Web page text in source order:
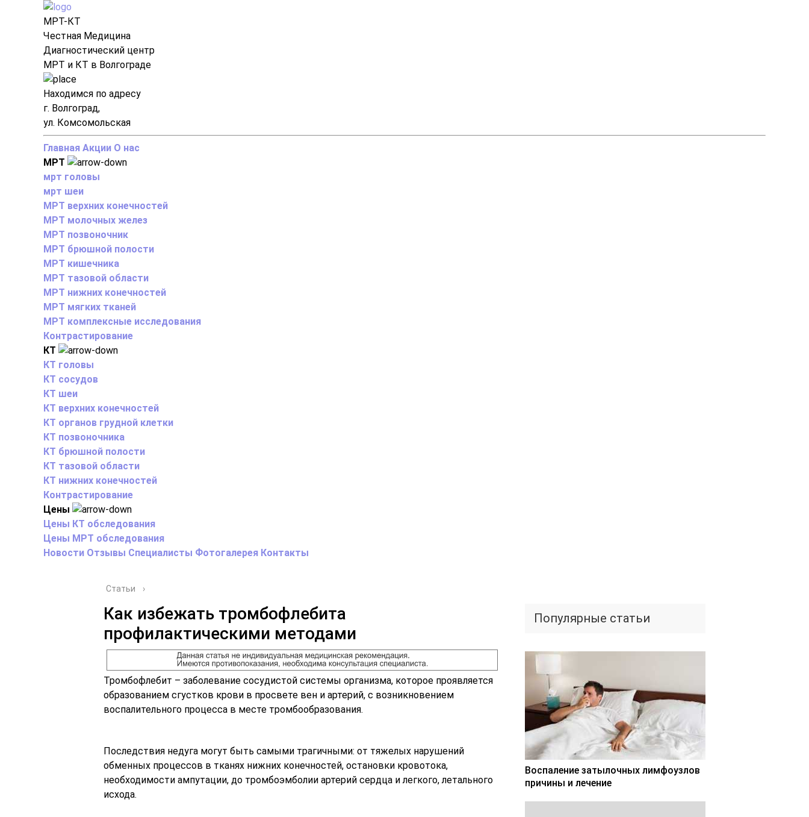
МРТ-КТ
Честная Медицина
Диагностический центр
МРТ и КТ в Волгограде
Находимся по адресу
г. Волгоград,
ул. Комсомольская
Главная Акции О нас
МРТ
мрт головы
мрт шеи
МРТ верхних конечностей
МРТ молочных желез
МРТ позвоночник
МРТ брюшной полости
МРТ кишечника
МРТ тазовой области
МРТ нижних конечностей
МРТ мягких тканей
МРТ комплексные исследования
Контрастирование
КТ
КТ головы
КТ сосудов
КТ шеи
КТ верхних конечностей
КТ органов грудной клетки
КТ позвоночника
КТ брюшной полости
КТ тазовой области
КТ нижних конечностей
Контрастирование
Цены
Цены КТ обследования
Цены МРТ обследования
Новости Отзывы Специалисты Фотогалерея Контакты
Статьи ›
Как избежать тромбофлебита
профилактическими методами
Тромбофлебит – заболевание сосудистой системы организма, которое проявляется
образованием сгустков крови в просвете вен и артерий, с возникновением
воспалительного процесса в месте тромбообразования.
Последствия недуга могут быть самыми трагичными: от тяжелых нарушений
обменных процессов в тканях нижних конечностей, остановки кровотока,
необходимости ампутации, до тромбоэмболии артерий сердца и легкого, летального
исхода.
Популярные статьи
Воспаление затылочных лимфоузлов
причины и лечение